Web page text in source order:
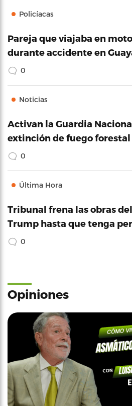
Policíacas
Pareja que viajaba en
durante accidente en
0
Noticias
Activan la Guardia
extinción de fuego forestal
0
Última Hora
Tribunal frena las obras
Trump hasta que tenga
0
Opiniones